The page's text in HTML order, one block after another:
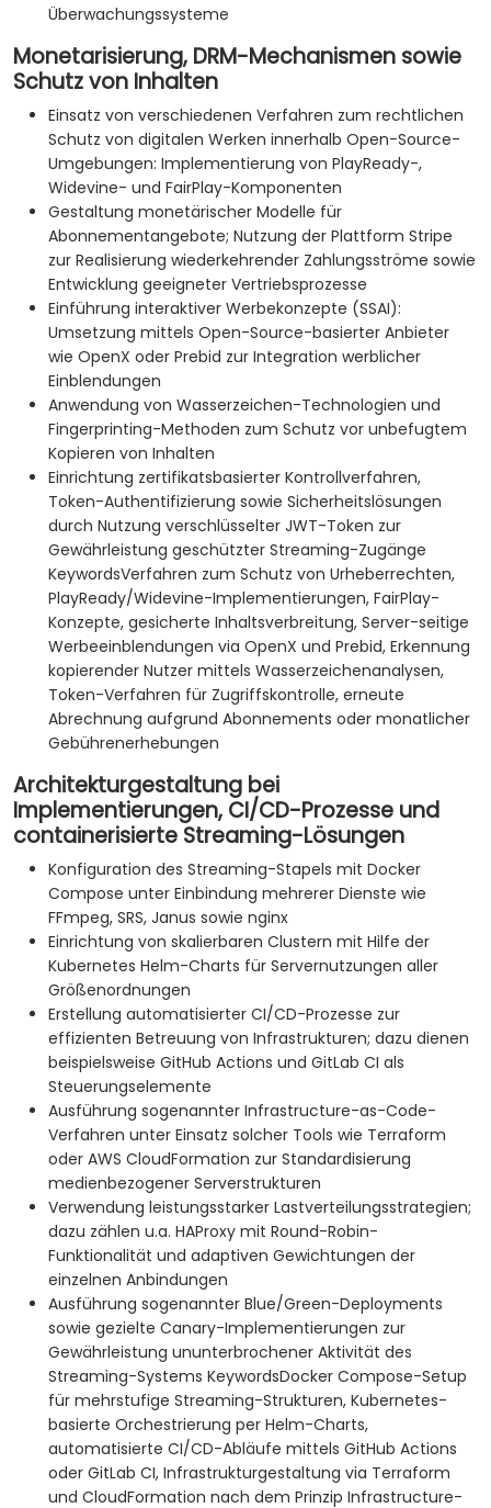
Überwachungssysteme
Monetarisierung, DRM-Mechanismen sowie
Schutz von Inhalten
Einsatz von verschiedenen Verfahren zum rechtlichen
Schutz von digitalen Werken innerhalb Open-Source-
Umgebungen: Implementierung von PlayReady-,
Widevine- und FairPlay-Komponenten
Gestaltung monetärischer Modelle für
Abonnementangebote; Nutzung der Plattform Stripe
zur Realisierung wiederkehrender Zahlungsströme sowie
Entwicklung geeigneter Vertriebsprozesse
Einführung interaktiver Werbekonzepte (SSAI):
Umsetzung mittels Open-Source-basierter Anbieter
wie OpenX oder Prebid zur Integration werblicher
Einblendungen
Anwendung von Wasserzeichen-Technologien und
Fingerprinting-Methoden zum Schutz vor unbefugtem
Kopieren von Inhalten
Einrichtung zertifikatsbasierter Kontrollverfahren,
Token-Authentifizierung sowie Sicherheitslösungen
durch Nutzung verschlüsselter JWT-Token zur
Gewährleistung geschützter Streaming-Zugänge
KeywordsVerfahren zum Schutz von Urheberrechten,
PlayReady/Widevine-Implementierungen, FairPlay-
Konzepte, gesicherte Inhaltsverbreitung, Server-seitige
Werbeeinblendungen via OpenX und Prebid, Erkennung
kopierender Nutzer mittels Wasserzeichenanalysen,
Token-Verfahren für Zugriffskontrolle, erneute
Abrechnung aufgrund Abonnements oder monatlicher
Gebührenerhebungen
Architekturgestaltung bei
Implementierungen, CI/CD-Prozesse und
containerisierte Streaming-Lösungen
Konfiguration des Streaming-Stapels mit Docker
Compose unter Einbindung mehrerer Dienste wie
FFmpeg, SRS, Janus sowie nginx
Einrichtung von skalierbaren Clustern mit Hilfe der
Kubernetes Helm-Charts für Servernutzungen aller
Größenordnungen
Erstellung automatisierter CI/CD-Prozesse zur
effizienten Betreuung von Infrastrukturen; dazu dienen
beispielsweise GitHub Actions und GitLab CI als
Steuerungselemente
Ausführung sogenannter Infrastructure-as-Code-
Verfahren unter Einsatz solcher Tools wie Terraform
oder AWS CloudFormation zur Standardisierung
medienbezogener Serverstrukturen
Verwendung leistungsstarker Lastverteilungsstrategien;
dazu zählen u.a. HAProxy mit Round-Robin-
Funktionalität und adaptiven Gewichtungen der
einzelnen Anbindungen
Ausführung sogenannter Blue/Green-Deployments
sowie gezielte Canary-Implementierungen zur
Gewährleistung ununterbrochener Aktivität des
Streaming-Systems KeywordsDocker Compose-Setup
für mehrstufige Streaming-Strukturen, Kubernetes-
basierte Orchestrierung per Helm-Charts,
automatisierte CI/CD-Abläufe mittels GitHub Actions
oder GitLab CI, Infrastrukturgestaltung via Terraform
und CloudFormation nach dem Prinzip Infrastructure-